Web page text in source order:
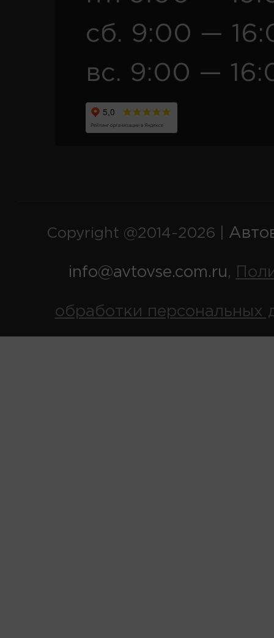
сб. 9:00 —
вс. 9:00 —
Copyright @2014-2026 |
info@avtovse.com.ru,
обработки персональных